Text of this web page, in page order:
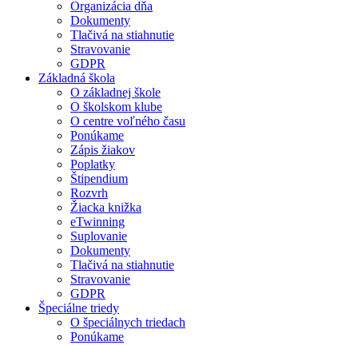
Organizácia dňa
Dokumenty
Tlačivá na stiahnutie
Stravovanie
GDPR
Základná škola
O základnej škole
O školskom klube
O centre voľného času
Ponúkame
Zápis žiakov
Poplatky
Štipendium
Rozvrh
Žiacka knižka
eTwinning
Suplovanie
Dokumenty
Tlačivá na stiahnutie
Stravovanie
GDPR
Špeciálne triedy
O špeciálnych triedach
Ponúkame